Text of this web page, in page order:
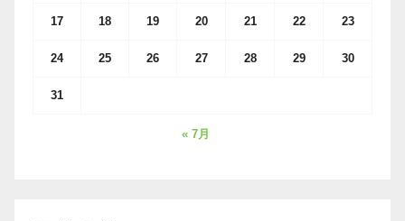
17 18 19 20 21 22 23
24 25 26 27 28 29 30
31
« 7月